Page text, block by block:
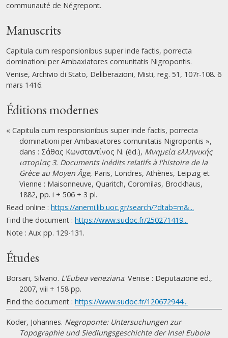
communauté de Négrepont.
Manuscrits
Capitula cum responsionibus super inde factis, porrecta
dominationi per Ambaxiatores comunitatis Nigropontis.
Venise, Archivio di Stato, Deliberazioni, Misti, reg. 51, 107r-108. 6
mars 1416.
Éditions modernes
« Capitula cum responsionibus super inde factis, porrecta
dominationi per Ambaxiatores comunitatis Nigropontis »,
dans : Σάθας Κωνσταντίνος Ν. (éd.), Μνημεία ελληνικής
ιστορίας 3. Documents inédits relatifs à l'histoire de la
Grèce au Moyen Âge, Paris, Londres, Athènes, Leipzig et
Vienne : Maisonneuve, Quaritch, Coromilas, Brockhaus,
1882, pp. i + 506 + 3 pl.
Read online : https://anemi.lib.uoc.gr/search/?dtab=m&...
Find the document : https://www.sudoc.fr/250271419...
Note : Aux pp. 129-131.
Études
Borsari, Silvano. L'Eubea veneziana. Venise : Deputazione ed.,
2007, viii + 158 pp.
Find the document : https://www.sudoc.fr/120672944...
Koder, Johannes. Negroponte: Untersuchungen zur
Topographie und Siedlungsgeschichte der Insel Euboia